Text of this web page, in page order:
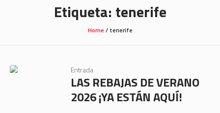
Etiqueta: tenerife
Home/ tenerife
Entrada
LAS REBAJAS DE VERANO
2026 ¡YA ESTÁN AQUÍ!